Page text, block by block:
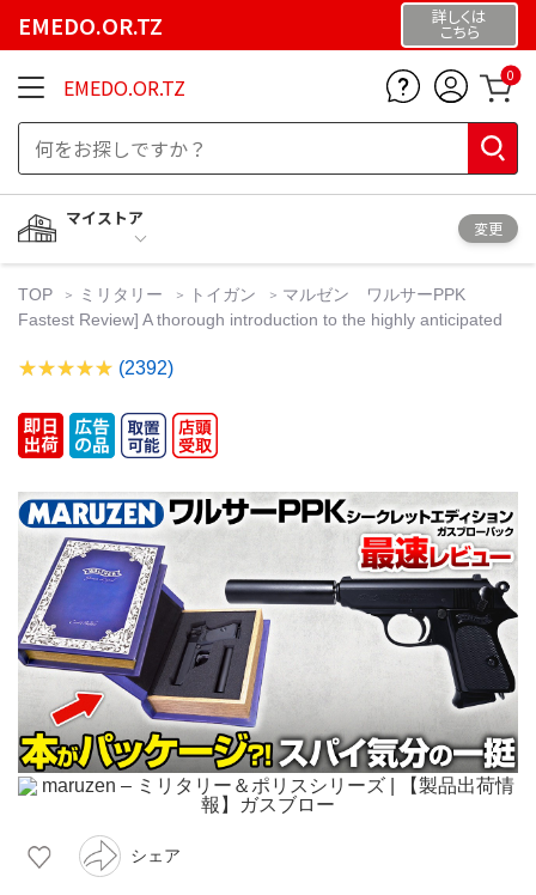
EMEDO.OR.TZ 詳しくは
こちら
EMEDO.OR.TZ 0
マイストア
変更
TOP ミリタリー トイガン
マルゼン ワルサーPPK
Fastest Review] A thorough introduction to the highly anticipated
(2392)
シェア